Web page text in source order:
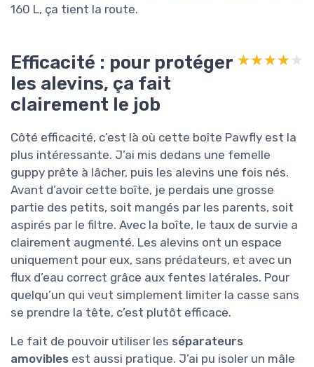
160 L, ça tient la route.
Efficacité : pour protéger
les alevins, ça fait
clairement le job
★★★★★
★★★★★
Côté efficacité, c’est là où cette boîte Pawfly est la
plus intéressante. J’ai mis dedans une femelle
guppy prête à lâcher, puis les alevins une fois nés.
Avant d’avoir cette boîte, je perdais une grosse
partie des petits, soit mangés par les parents, soit
aspirés par le filtre. Avec la boîte, le taux de survie a
clairement augmenté. Les alevins ont un espace
uniquement pour eux, sans prédateurs, et avec un
flux d’eau correct grâce aux fentes latérales. Pour
quelqu’un qui veut simplement limiter la casse sans
se prendre la tête, c’est plutôt efficace.
Le fait de pouvoir utiliser les séparateurs
amovibles est aussi pratique. J’ai pu isoler un mâle